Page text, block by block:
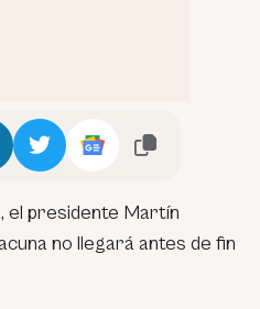
el presidente Martín
no llegará antes de fin